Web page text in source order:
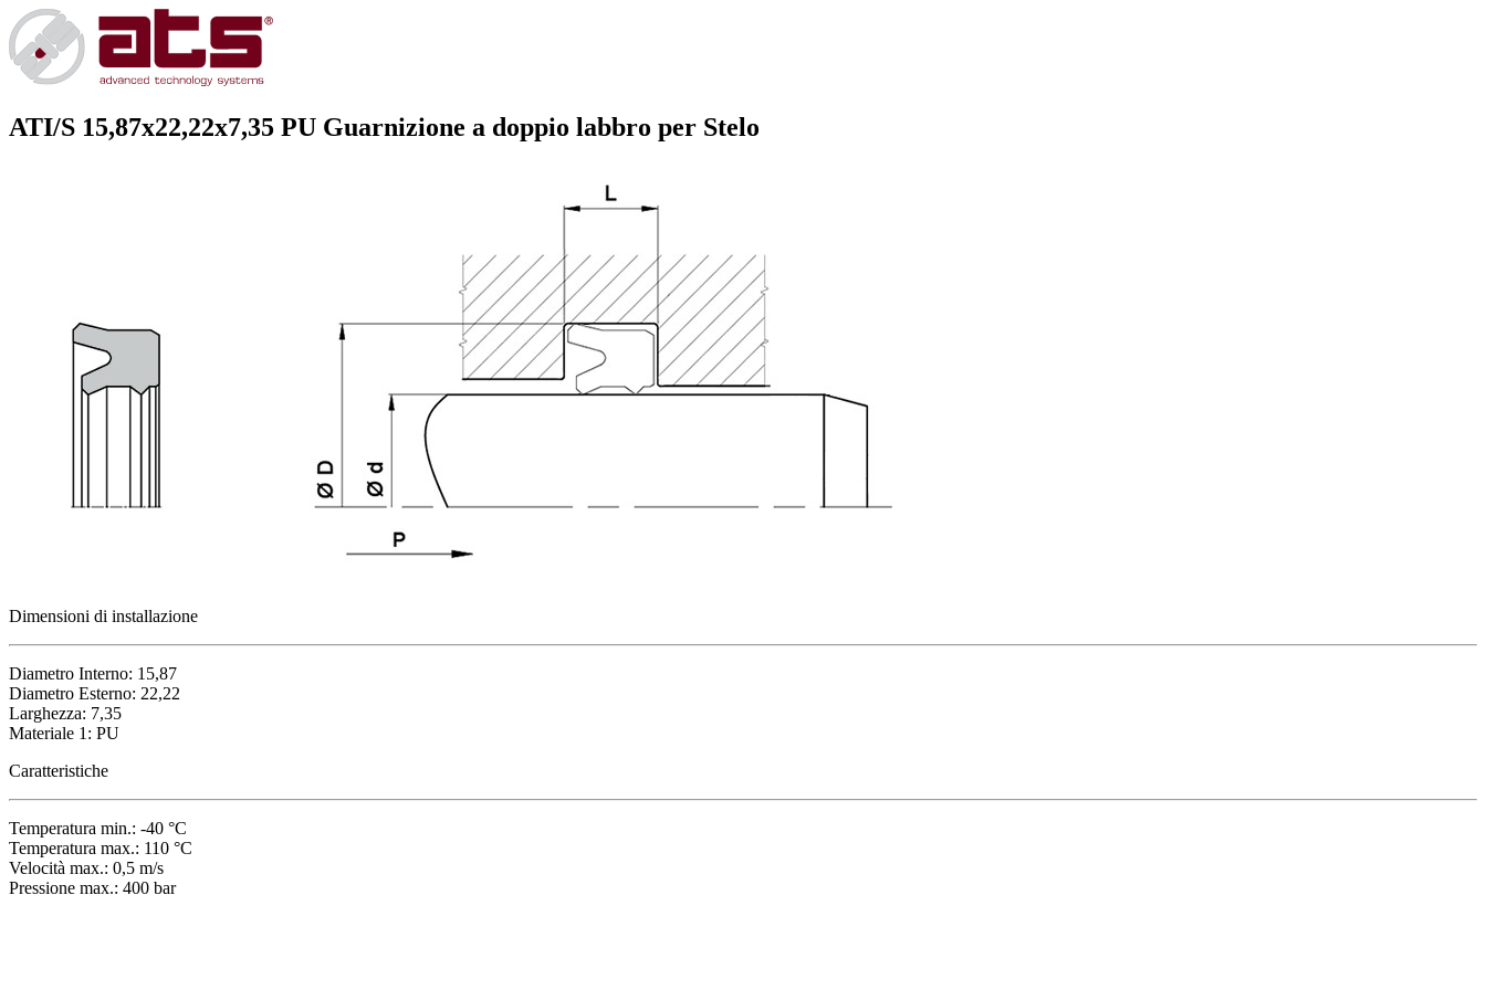
ATI/S 15,87x22,22x7,35 PU Guarnizione a doppio labbro per Stelo
Dimensioni di installazione
Diametro Interno: 15,87
Diametro Esterno: 22,22
Larghezza: 7,35
Materiale 1: PU
Caratteristiche
Temperatura min.: -40 °C
Temperatura max.: 110 °C
Velocità max.: 0,5 m/s
Pressione max.: 400 bar